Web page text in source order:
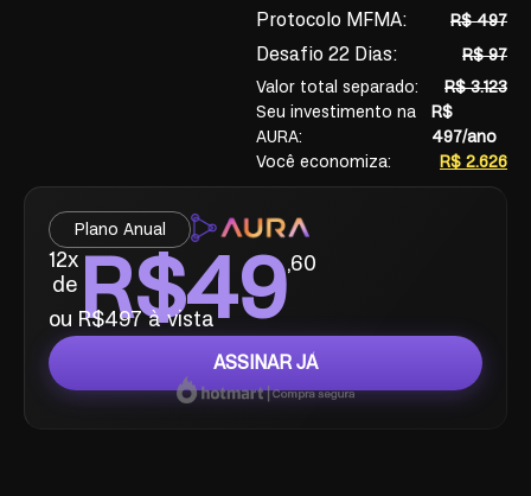
Protocolo MFMA: R$ 497
Desafio 22 Dias:
R$ 97
Valor total separado:
R$ 3.123
Seu investimento na
AURA:
R$
497/ano
Você economiza:
R$ 2.626
Plano Anual
12x
deR$49,60
ou R$497à vista
ASSINAR JÁ